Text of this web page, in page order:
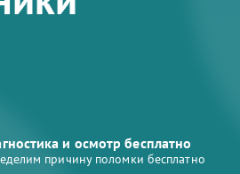
и осмотр бесплатно
причину поломки бесплатно